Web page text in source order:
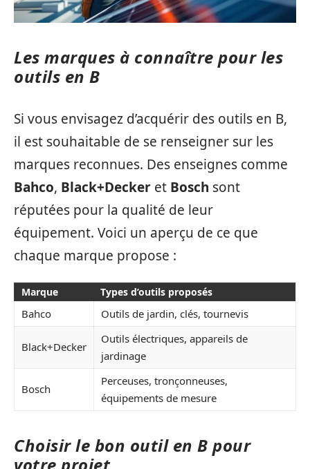
Les marques à connaître pour les
outils en B
Si vous envisagez d’acquérir des outils en B,
il est souhaitable de se renseigner sur les
marques reconnues. Des enseignes comme
Bahco, Black+Decker et Bosch sont
réputées pour la qualité de leur
équipement. Voici un aperçu de ce que
chaque marque propose :
Marque Types d’outils proposés
Bahco Outils de jardin, clés, tournevis
Black+Decker
Outils électriques, appareils de
jardinage
Bosch
Perceuses, tronçonneuses,
équipements de mesure
Choisir le bon outil en B pour